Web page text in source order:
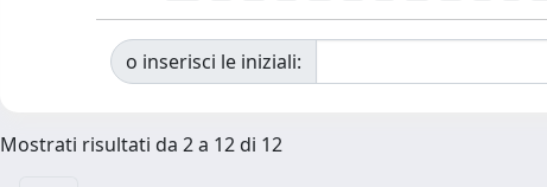
o inserisci le iniziali:
Mostrati risultati da 2 a 12 di 12